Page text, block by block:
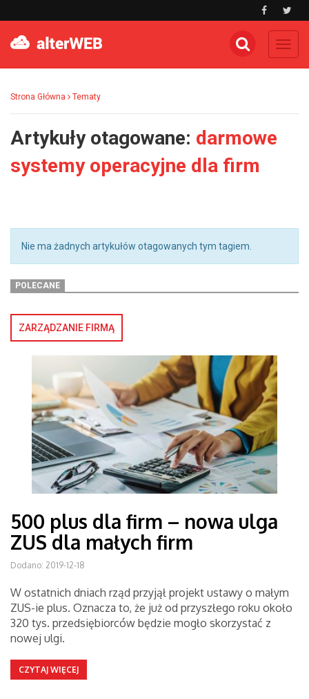
Strona Główna Tematy
Artykuły otagowane: darmowe
systemy operacyjne dla firm
Nie ma żadnych artykułów otagowanych tym tagiem.
POLECANE
ZARZĄDZANIE FIRMĄ
500 plus dla firm – nowa ulga
ZUS dla małych firm
Dodano: 2019-12-18
W ostatnich dniach rząd przyjął projekt ustawy o małym
ZUS-ie plus. Oznacza to, że już od przyszłego roku około
320 tys. przedsiębiorców będzie mogło skorzystać z
nowej ulgi.
CZYTAJ WIĘCEJ